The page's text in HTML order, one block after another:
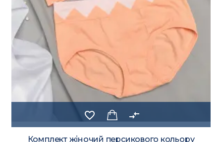
favorite_border compare_arrows
Комплект жіночий персикового кольору